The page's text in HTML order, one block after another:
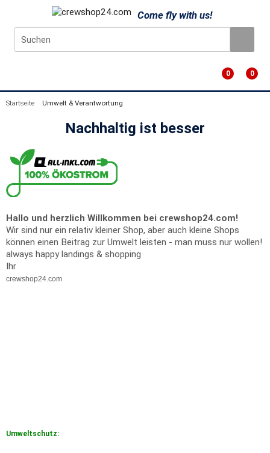
Come fly with us!
0
0
Startseite Umwelt & Verantwortung
Nachhaltig ist besser
Hallo und herzlich Willkommen bei crewshop24.com!
Wir sind nur ein relativ kleiner Shop, aber auch kleine Shops
können einen Beitrag zur Umwelt leisten - man muss nur wollen!
always happy landings & shopping
Ihr
crewshop24.com
Umweltschutz: